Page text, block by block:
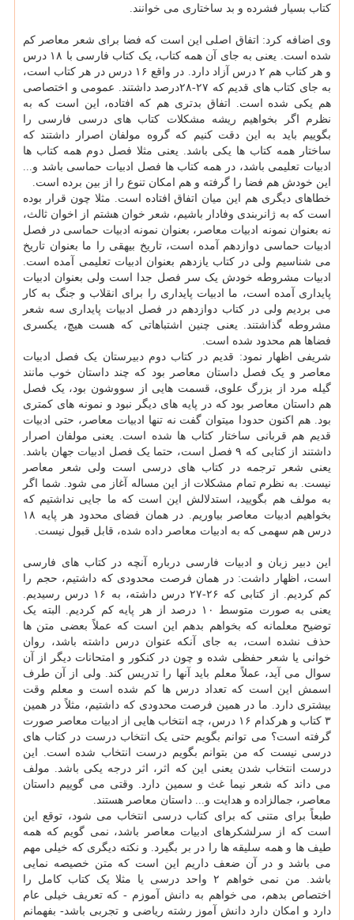
کتاب بسیار فشرده و بد ساختاری می خوانند.
وی اضافه کرد: اتفاق اصلی این است که فضا برای شعر معاصر کم
شده است. یعنی به جای آن همه کتاب، یک کتاب فارسی با ۱۸ درس
و هر کتاب هم ۲ درس آزاد دارد. در واقع ۱۶ درس در هر کتاب است،
به جای کتاب های قدیم که ۲۷-۲۸درصد داشتند. عمومی و اختصاصی
هم یکی شده است. اتفاق بدتری هم که افتاده، این است که به
نظرم اگر بخواهیم ریشه مشکلات کتاب های درسی فارسی را
بگوییم باید به این دقت کنیم که گروه مولفان اصرار داشتند که
ساختار همه کتاب ها یکی باشد. یعنی مثلا فصل دوم همه کتاب ها
ادبیات تعلیمی باشد، در همه کتاب ها فصل ادبیات حماسی باشد و...
این خودش هم فضا را گرفته و هم امکان تنوع را از بین برده است.
خطاهای دیگری هم این میان اتفاق افتاده است. مثلا چون قرار بوده
است که به ژانربندی وفادار باشیم، شعر خوان هشتم از اخوان ثالث،
نه بعنوان نمونه ادبیات معاصر، بعنوان نمونه ادبیات حماسی در فصل
ادبیات حماسی دوازدهم آمده است، تاریخ بیهقی را ما بعنوان تاریخ
می شناسیم ولی در کتاب یازدهم بعنوان ادبیات تعلیمی آمده است.
ادبیات مشروطه خودش یک سر فصل جدا است ولی بعنوان ادبیات
پایداری آمده است، ما ادبیات پایداری را برای انقلاب و جنگ به کار
می بردیم ولی در کتاب دوازدهم در فصل ادبیات پایداری سه شعر
مشروطه گذاشتند. یعنی چنین اشتباهاتی که هست هیچ، یکسری
فضاها هم محدود شده است.
شریفی اظهار نمود: قدیم در کتاب دوم دبیرستان یک فصل ادبیات
معاصر و یک فصل داستان معاصر بود که چند داستان خوب مانند
گیله مرد از بزرگ علوی، قسمت هایی از سووشون بود، یک فصل
هم داستان معاصر بود که در پایه های دیگر نبود و نمونه های کمتری
بود. هم اکنون حدودا میتوان گفت نه تنها ادبیات معاصر، حتی ادبیات
قدیم هم قربانی ساختار کتاب ها شده است. یعنی مولفان اصرار
داشتند از کتابی که ۹ فصل است، حتما یک فصل ادبیات جهان باشد.
یعنی شعر ترجمه در کتاب های درسی است ولی شعر معاصر
نیست. به نظرم تمام مشکلات از این مساله آغاز می شود. شما اگر
به مولف هم بگویید، استدلالش این است که ما جایی نداشتیم که
بخواهیم ادبیات معاصر بیاوریم. در همان فضای محدود هر پایه ۱۸
درس هم سهمی که به ادبیات معاصر داده شده، قابل قبول نیست.
این دبیر زبان و ادبیات فارسی درباره آنچه در کتاب های فارسی
است، اظهار داشت: در همان فرصت محدودی که داشتیم، حجم را
کم کردیم. از کتابی که ۲۶-۲۷ درس داشته، به ۱۶ درس رسیدیم.
یعنی به صورت متوسط ۱۰ درصد از هر پایه کم کردیم. البته یک
توضیح معلمانه که بخواهم بدهم این است که عملاً بعضی متن ها
حذف نشده است، به جای آنکه عنوان درس داشته باشد، روان
خوانی یا شعر حفظی شده و چون در کنکور و امتحانات دیگر از آن
سوال می آید، عملاً معلم باید آنها را تدریس کند. ولی از آن طرف
اسمش این است که تعداد درس ها کم شده است و معلم وقت
بیشتری دارد. ما در همین فرصت محدودی که داشتیم، مثلاً در همین
۳ کتاب و هرکدام ۱۶ درس، چه انتخاب هایی از ادبیات معاصر صورت
گرفته است؟ می توانم بگویم حتی یک انتخاب درست در کتاب های
درسی نیست که من بتوانم بگویم درست انتخاب شده است. این
درست انتخاب شدن یعنی این که اثر، اثر درجه یکی باشد. مولف
می داند که شعر نیما غث و سمین دارد. وقتی می گوییم داستان
معاصر، جمالزاده و هدایت و... داستان معاصر هستند.
طبعاً برای متنی که برای کتاب درسی انتخاب می شود، توقع این
است که از سرلشکرهای ادبیات معاصر باشد، نمی گویم که همه
طیف ها و همه سلیقه ها را در بر بگیرد. و نکته دیگری که خیلی مهم
می باشد و در آن ضعف داریم این است که متن خصیصه نمایی
باشد. من نمی خواهم ۲ واحد درسی یا مثلا یک کتاب کامل را
اختصاص بدهم، می خواهم به دانش آموزم - که تعریف خیلی عام
دارد و امکان دارد دانش آموز رشته ریاضی و تجربی باشد- بفهمانم